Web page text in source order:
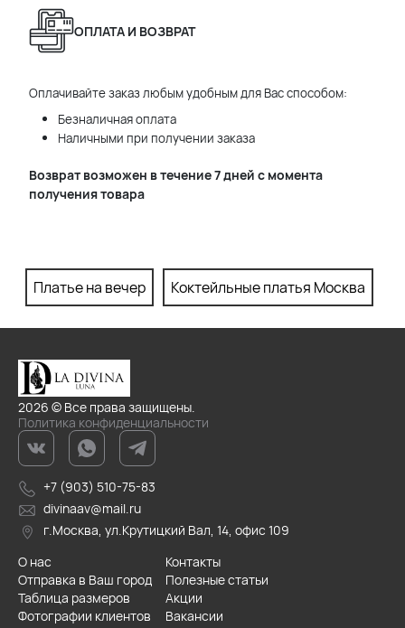
ОПЛАТА И ВОЗВРАТ
Оплачивайте заказ любым удобным для Вас способом:
Безналичная оплата
Наличными при получении заказа
Возврат возможен в течение 7 дней с момента
получения товара
Платье на вечер Коктейльные платья Москва
2026 © Все права защищены.
Политика конфиденциальности
+7 (903) 510-75-83
divinaav@mail.ru
г.Москва, ул.Крутицкий Вал, 14, офис 109
О нас
Контакты
Отправка в Ваш город
Полезные статьи
Таблица размеров
Акции
Фотографии клиентов
Вакансии